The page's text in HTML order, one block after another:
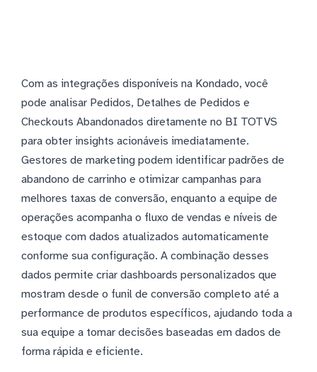
Com as integrações disponíveis na Kondado, você
pode analisar Pedidos, Detalhes de Pedidos e
Checkouts Abandonados diretamente no BI TOTVS
para obter insights acionáveis imediatamente.
Gestores de marketing podem identificar padrões de
abandono de carrinho e otimizar campanhas para
melhores taxas de conversão, enquanto a equipe de
operações acompanha o fluxo de vendas e níveis de
estoque com dados atualizados automaticamente
conforme sua configuração. A combinação desses
dados permite criar dashboards personalizados que
mostram desde o funil de conversão completo até a
performance de produtos específicos, ajudando toda a
sua equipe a tomar decisões baseadas em dados de
forma rápida e eficiente.